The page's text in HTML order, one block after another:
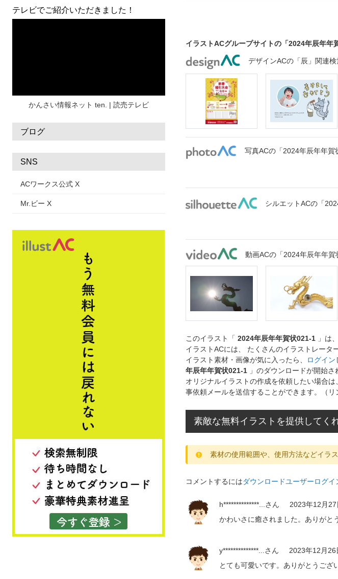
日本地図 海
テレビでご紹介いただきました！
かんさい情報ネット ten. | 読売テレビ
ブログ
SNS
ACワークス公式 X
Mr.ビー X
イラストACグループサイトの「2024年辰年年
デザインACの「辰」関連
写真ACの「2024年辰年年
シルエットACの「
動画ACの「2024年辰年年
このイラスト「 2024年辰年年賀状021-1 」は
イラストACには、 たくさんのイラストレータ
イラスト素材・画像が気に入ったら、
ログイン
年辰年年賀状021-1 」のダウンロードが開始さ
オリジナルイラストの作成を依頼したい場合は
事依頼メールを送信することができます。（
素敵な無料イラストを提供してく
素材の使用範囲や、使用方法などイラ
コメントするにはダウンロードユーザーログイ
h**************...さん
2023年12月27
かわいさに癒されました。ありがと
y**************...さん
2023年12月26
とても可愛いです。ありがとうござ